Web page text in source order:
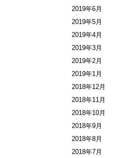
2019年6月
2019年5月
2019年4月
2019年3月
2019年2月
2019年1月
2018年12月
2018年11月
2018年10月
2018年9月
2018年8月
2018年7月